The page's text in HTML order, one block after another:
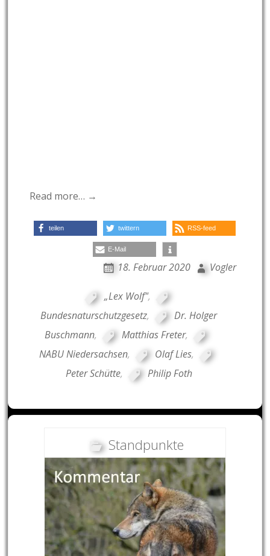
Read more… →
teilen twittern RSS-feed
E-Mail
18. Februar 2020 Vogler
„Lex Wolf",
Bundesnaturschutzgesetz,
Dr. Holger
Buschmann, Matthias Freter,
NABU Niedersachsen, Olaf Lies,
Peter Schütte, Philip Foth
Standpunkte